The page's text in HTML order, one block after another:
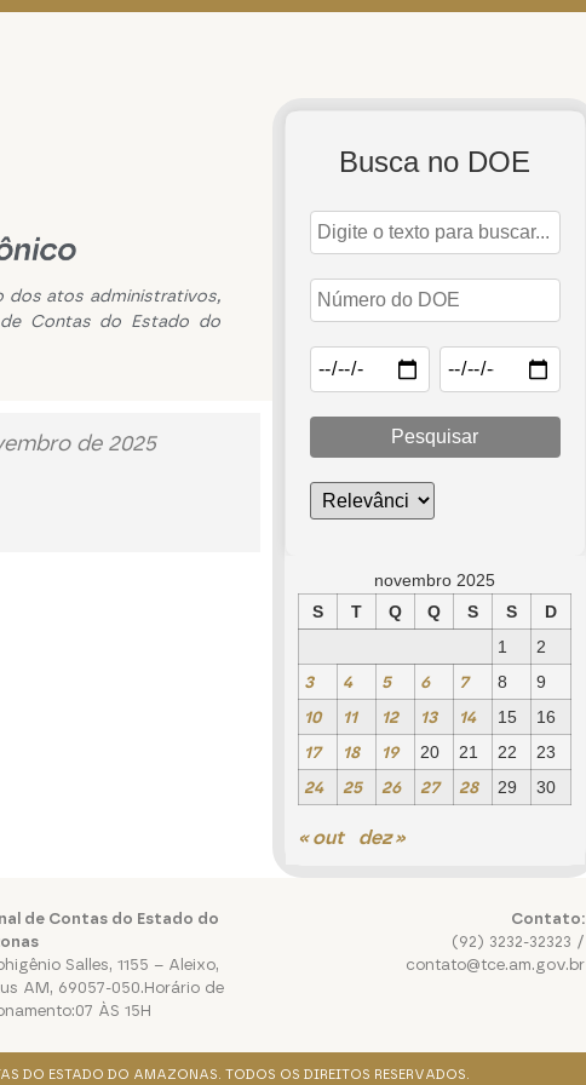
dos atos administrativos,
Contas do Estado do
de 2025
Busca no DOE
Pesquisar
novembro 2025
S
T Q Q S S
D
1
2
3 4 5 6 7 8 9
10 11 12 13 14 15 16
17 18 19 20 21 22 23
24 25 26 27 28 29 30
« out dez »
de Contas do Estado do
Salles, 1155 – Aleixo,
AM, 69057-050.Horário de
ÀS 15H
Contato:
(92) 3232-32323 /
contato@tce.am.gov.br
DO ESTADO DO AMAZONAS. TODOS OS DIREITOS RESERVADOS.